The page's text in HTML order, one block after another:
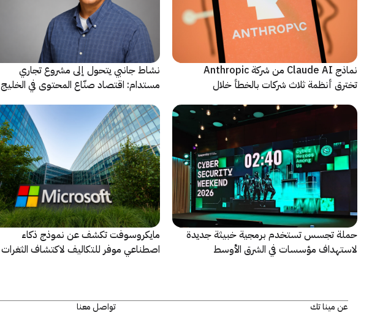
نماذج Claude AI من شركة Anthropic
تخترق أنظمة ثلاث شركات بالخطأ خلال
نشاط جانبي يتحول إلى مشروع تجاري
مستدام: اقتصاد صنّاع المحتوى في الخليج
حملة تجسس تستخدم برمجية خبيثة جديدة
لاستهداف مؤسسات في الشرق الأوسط
مايكروسوفت تكشف عن نموذج ذكاء
اصطناعي موفر للتكاليف لاكتشاف الثغرات
عن مينا تك
تواصل معنا